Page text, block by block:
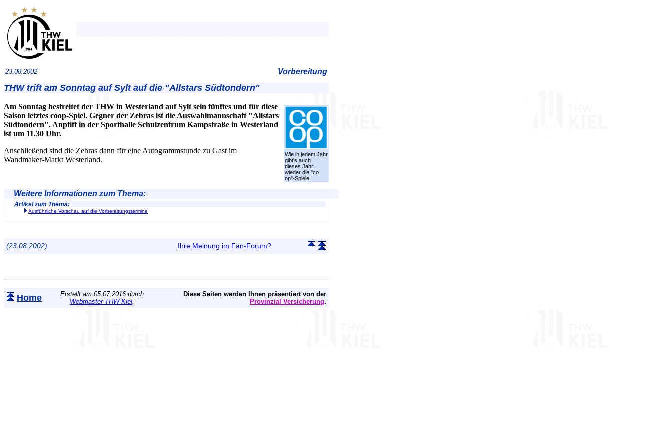
23.08.2002 Vorbereitung
THW trift am Sonntag auf Sylt auf die "Allstars Südtondern"
Wie in jedem Jahr
gibt's auch
dieses Jahr
wieder die "co
op"-Spiele.
Am Sonntag bestreitet der THW in Westerland auf Sylt sein fünftes und für diese
Saison letztes coop-Spiel. Gegner der Zebras ist die Auswahlmannschaft "Allstars
Südtondern". Anpfiff in der Sporthalle Schulzentrum Kampstraße in Westerland
ist um 11.30 Uhr.
Anschließend sind die Zebras dann für eine Autogrammstunde zu Gast im
Wandmaker-Markt Westerland.
Weitere Informationen zum Thema:
Artikel zum Thema:
Ausführliche Vorschau auf die Vorbereitungstermine
(23.08.2002) Ihre Meinung im Fan-Forum?
Home
Erstellt am 05.07.2016 durch
Webmaster THW Kiel.
Diese Seiten werden Ihnen präsentiert von der
Provinzial Versicherung.